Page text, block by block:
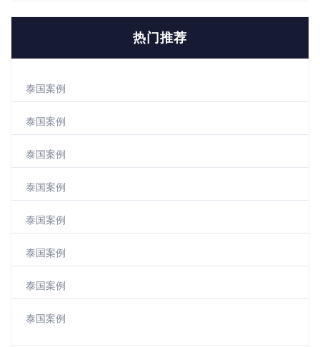
热门推荐
泰国案例
泰国案例
泰国案例
泰国案例
泰国案例
泰国案例
泰国案例
泰国案例